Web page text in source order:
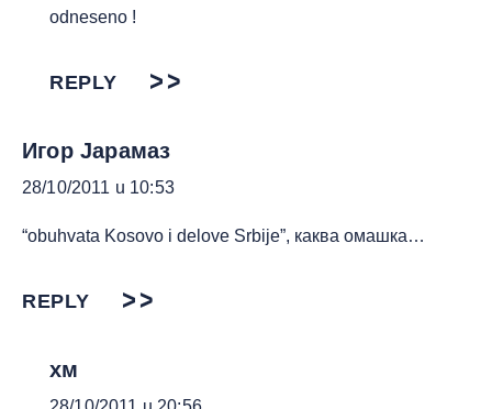
odneseno !
REPLY
Игор Јарамаз
28/10/2011 u 10:53
“obuhvata Kosovo i delove Srbije”, каква омашка…
REPLY
хм